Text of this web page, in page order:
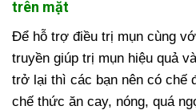
trên mặt
Để hỗ trợ điều trị mụn cùng
truyền giúp trị mụn hiệu quả
trở lại thì các bạn nên có chế
chế thức ăn cay, nóng, quá